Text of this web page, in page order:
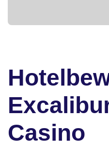
Casino